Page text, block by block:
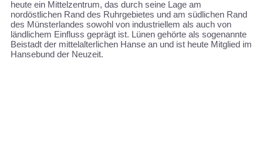
heute ein Mittelzentrum, das durch seine Lage am
nordöstlichen Rand des Ruhrgebietes und am südlichen Rand
des Münsterlandes sowohl von industriellem als auch von
ländlichem Einfluss geprägt ist. Lünen gehörte als sogenannte
Beistadt der mittelalterlichen Hanse an und ist heute Mitglied im
Hansebund der Neuzeit.